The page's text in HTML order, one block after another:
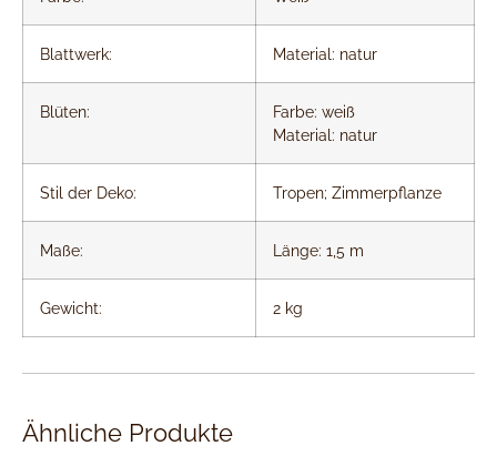
Blattwerk: Material: natur
Blüten:
Farbe: weiß
Material: natur
Stil der Deko: Tropen; Zimmerpflanze
Maße: Länge: 1,5 m
Gewicht: 2 kg
Ähnliche Produkte